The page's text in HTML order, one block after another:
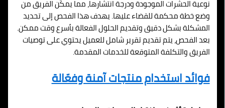
نوعية الحشرات الموجودة ودرجة انتشارها، مما يمكّن الفريق من
وضع خطة محكمة للقضاء عليها. يهدف هذا الفحص إلى تحديد
المشكلة بشكل دقيق وتقديم الحلول الفعالة بأسرع وقت ممكن.
بعد الفحص، يتم تقديم تقرير شامل للعميل يحتوي على توصيات
الفريق والتكلفة المتوقعة للخدمات المقدمة.
فوائد استخدام منتجات آمنة وفعّالة